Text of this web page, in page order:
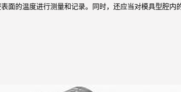
面的温度进行测量和记录。同时，还应当对模具型腔内